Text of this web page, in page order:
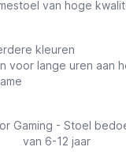
van hoge
kleuren
voor lange uren aan
Gaming - Stoel
van 6-12 jaar